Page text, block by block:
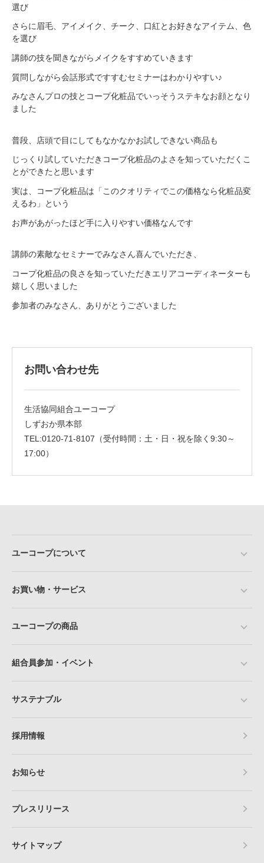
選び
さらに眉毛、アイメイク、チーク、口紅とお好きなアイテム、色
を選び
講師の技を聞きながらメイクをすすめていきます
質問しながら会話形式ですすむセミナーはわかりやすい♪
みなさんプロの技とコープ化粧品でいっそうステキなお顔となり
ました
普段、店頭で目にしてもなかなかお試しできない商品も
じっくり試していただきコープ化粧品のよさを知っていただくこ
とができたと思います
実は、コープ化粧品は「このクオリティでこの価格なら化粧品変
えるわ」という
お声があがったほど手に入りやすい価格なんです
講師の素敵なセミナーでみなさん喜んでいただき、
コープ化粧品の良さを知っていただきエリアコーディネーターも
嬉しく思いました
参加者のみなさん、ありがとうございました
お問い合わせ先
生活協同組合ユーコープ
しずおか県本部
TEL:0120-71-8107（受付時間：土・日・祝を除く9:30～
17:00）
ユーコープについて
お買い物・サービス
ユーコープの商品
組合員参加・イベント
サステナブル
採用情報
お知らせ
プレスリリース
サイトマップ